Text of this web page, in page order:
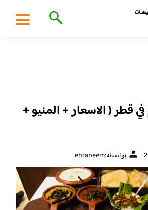
قطر ( الاسعار + المنيو +
بواسطة:ebraheem